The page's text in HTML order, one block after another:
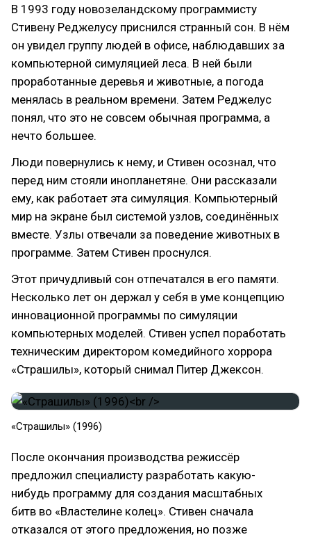
В 1993 году новозеландскому программисту
Стивену Реджелусу приснился странный сон. В нём
он увидел группу людей в офисе, наблюдавших за
компьютерной симуляцией леса. В ней были
проработанные деревья и животные, а погода
менялась в реальном времени. Затем Реджелус
понял, что это не совсем обычная программа, а
нечто большее.
Люди повернулись к нему, и Стивен осознал, что
перед ним стояли инопланетяне. Они рассказали
ему, как работает эта симуляция. Компьютерный
мир на экране был системой узлов, соединённых
вместе. Узлы отвечали за поведение животных в
программе. Затем Стивен проснулся.
Этот причудливый сон отпечатался в его памяти.
Несколько лет он держал у себя в уме концепцию
инновационной программы по симуляции
компьютерных моделей. Стивен успел поработать
техническим директором комедийного хоррора
«Страшилы», который снимал Питер Джексон.
«Страшилы» (1996)
После окончания производства режиссёр
предложил специалисту разработать какую-
нибудь программу для создания масштабных
битв во «Властелине колец». Стивен сначала
отказался от этого предложения, но позже